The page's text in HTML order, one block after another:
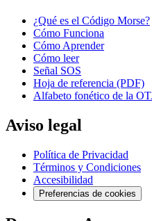
¿Qué es el Código Morse?
Cómo Funciona
Cómo Aprender
Cómo leer
Señal SOS
Hoja de referencia (PDF)
Alfabeto fonético de la
Aviso legal
Política de Privacidad
Términos y Condiciones
Accesibilidad
Preferencias de cookies